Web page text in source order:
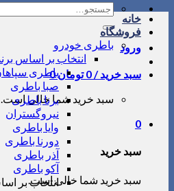
جستجو
برای:
ورود
سبد خرید /0 تومان0
سبد خرید شما خالی است.
0
سبد خرید
سبد خرید شما خالی است.
خانه
فروشگاه
باطری خودرو
انتخاب بر اساس
باطری
صبا باطری
برنا باطری
نیروگستران
وایا باطری
دورنا باطری
آذر باطری
آکو باطری
انتخاب بر